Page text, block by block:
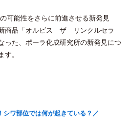
可能性をさらに前進させる新発見
商品「オルビス ザ リンクルセラ
った、ポーラ化成研究所の新発見につ
。
シワ部位では何が起きている？／